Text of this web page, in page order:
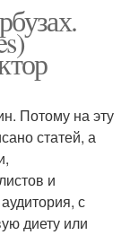
Потому на эту
статей, а
и
с
диету или